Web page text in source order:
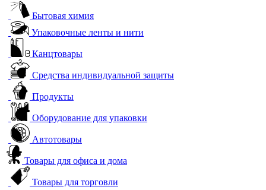
Бытовая химия
Упаковочные ленты и нити
Канцтовары
Средства индивидуальной защиты
Продукты
Оборудование для упаковки
Автотовары
Товары для офиса и дома
Товары для торговли